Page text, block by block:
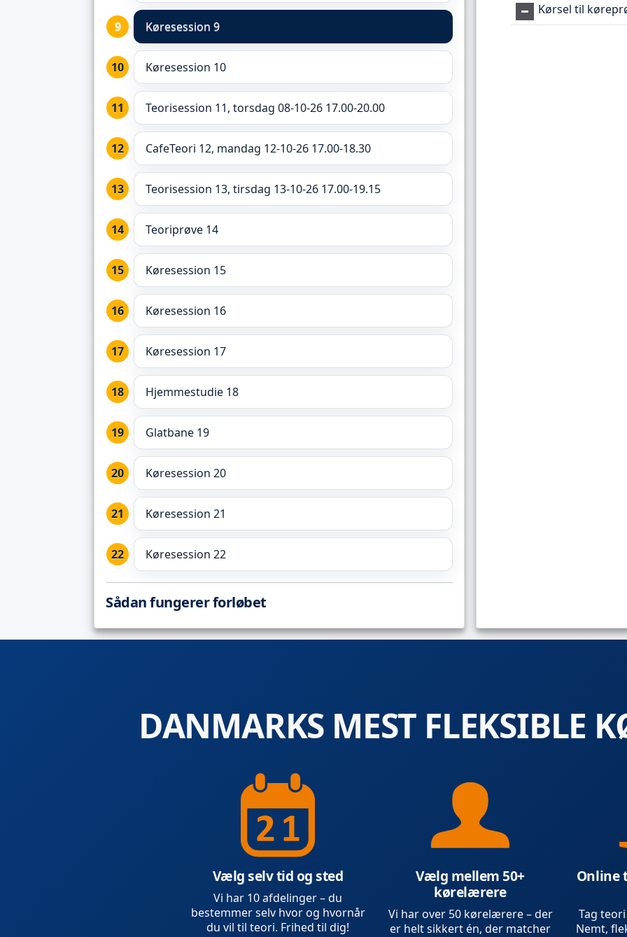
Køresession 9
Køresession 10
Teorisession 11, torsdag 08-10-26 17.00-20.00
CafeTeori 12, mandag 12-10-26 17.00-18.30
Teorisession 13, tirsdag 13-10-26 17.00-19.15
Teoriprøve 14
Køresession 15
Køresession 16
Køresession 17
Hjemmestudie 18
Glatbane 19
Køresession 20
Køresession 21
Køresession 22
Sådan fungerer forløbet
Kørsel til
DANMARKS MEST FLEKSIBLE
Vælg selv tid og sted
Vi har 10 afdelinger – du
bestemmer selv hvor og hvornår
du vil til teori. Frihed til dig!
Vælg mellem 50+
kørelærere
Vi har over 50 kørelærere – der
er helt sikkert én, der matcher
Online
Tag
Nemt,